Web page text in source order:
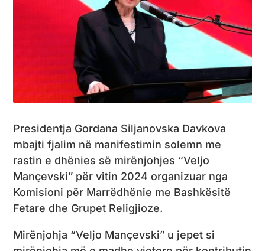
Presidentja Gordana Siljanovska Davkova
mbajti fjalim në manifestimin solemn me
rastin e dhënies së mirënjohjes “Veljo
Mançevski” për vitin 2024 organizuar nga
Komisioni për Marrëdhënie me Bashkësitë
Fetare dhe Grupet Religjioze.
Mirënjohja “Veljo Mançevski” u jepet si